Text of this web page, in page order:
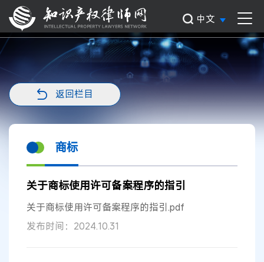
中文
返回栏目
商标
关于商标使用许可备案程序的指引
关于商标使用许可备案程序的指引.pdf
发布时间：2024.10.31